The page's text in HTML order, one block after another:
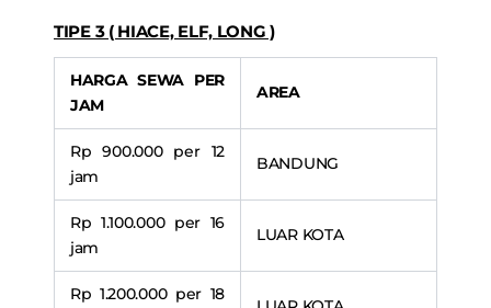
TIPE 3 ( HIACE, ELF, LONG )
HARGA SEWA PER
JAM
AREA
Rp 900.000 per 12
jam
BANDUNG
Rp 1.100.000 per 16
jam
LUAR KOTA
Rp 1.200.000 per 18